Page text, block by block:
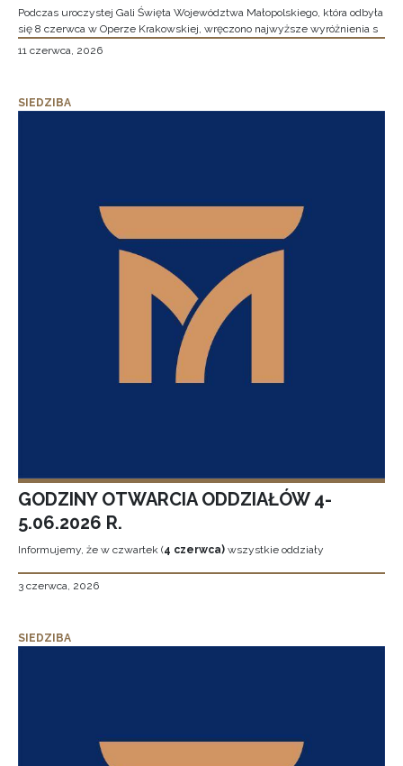
Podczas uroczystej Gali Święta Województwa Małopolskiego, która odbyła
się 8 czerwca w Operze Krakowskiej, wręczono najwyższe wyróżnienia s
11 czerwca, 2026
SIEDZIBA
GODZINY OTWARCIA ODDZIAŁÓW 4-
5.06.2026 R.
Informujemy, że w czwartek (4 czerwca) wszystkie oddziały
3 czerwca, 2026
SIEDZIBA